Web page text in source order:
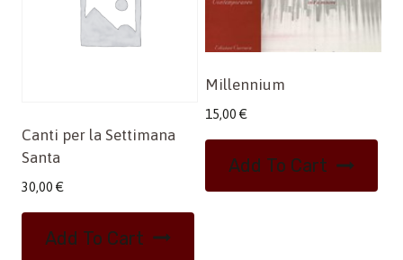
Canti per la Settimana
Santa
30,00 €
Add To Cart
Millennium
15,00 €
Add To Cart